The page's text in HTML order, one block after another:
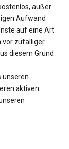
außer
Aufwand
auf eine Art
vor zufälliger
diesem Grund
unseren
aktiven